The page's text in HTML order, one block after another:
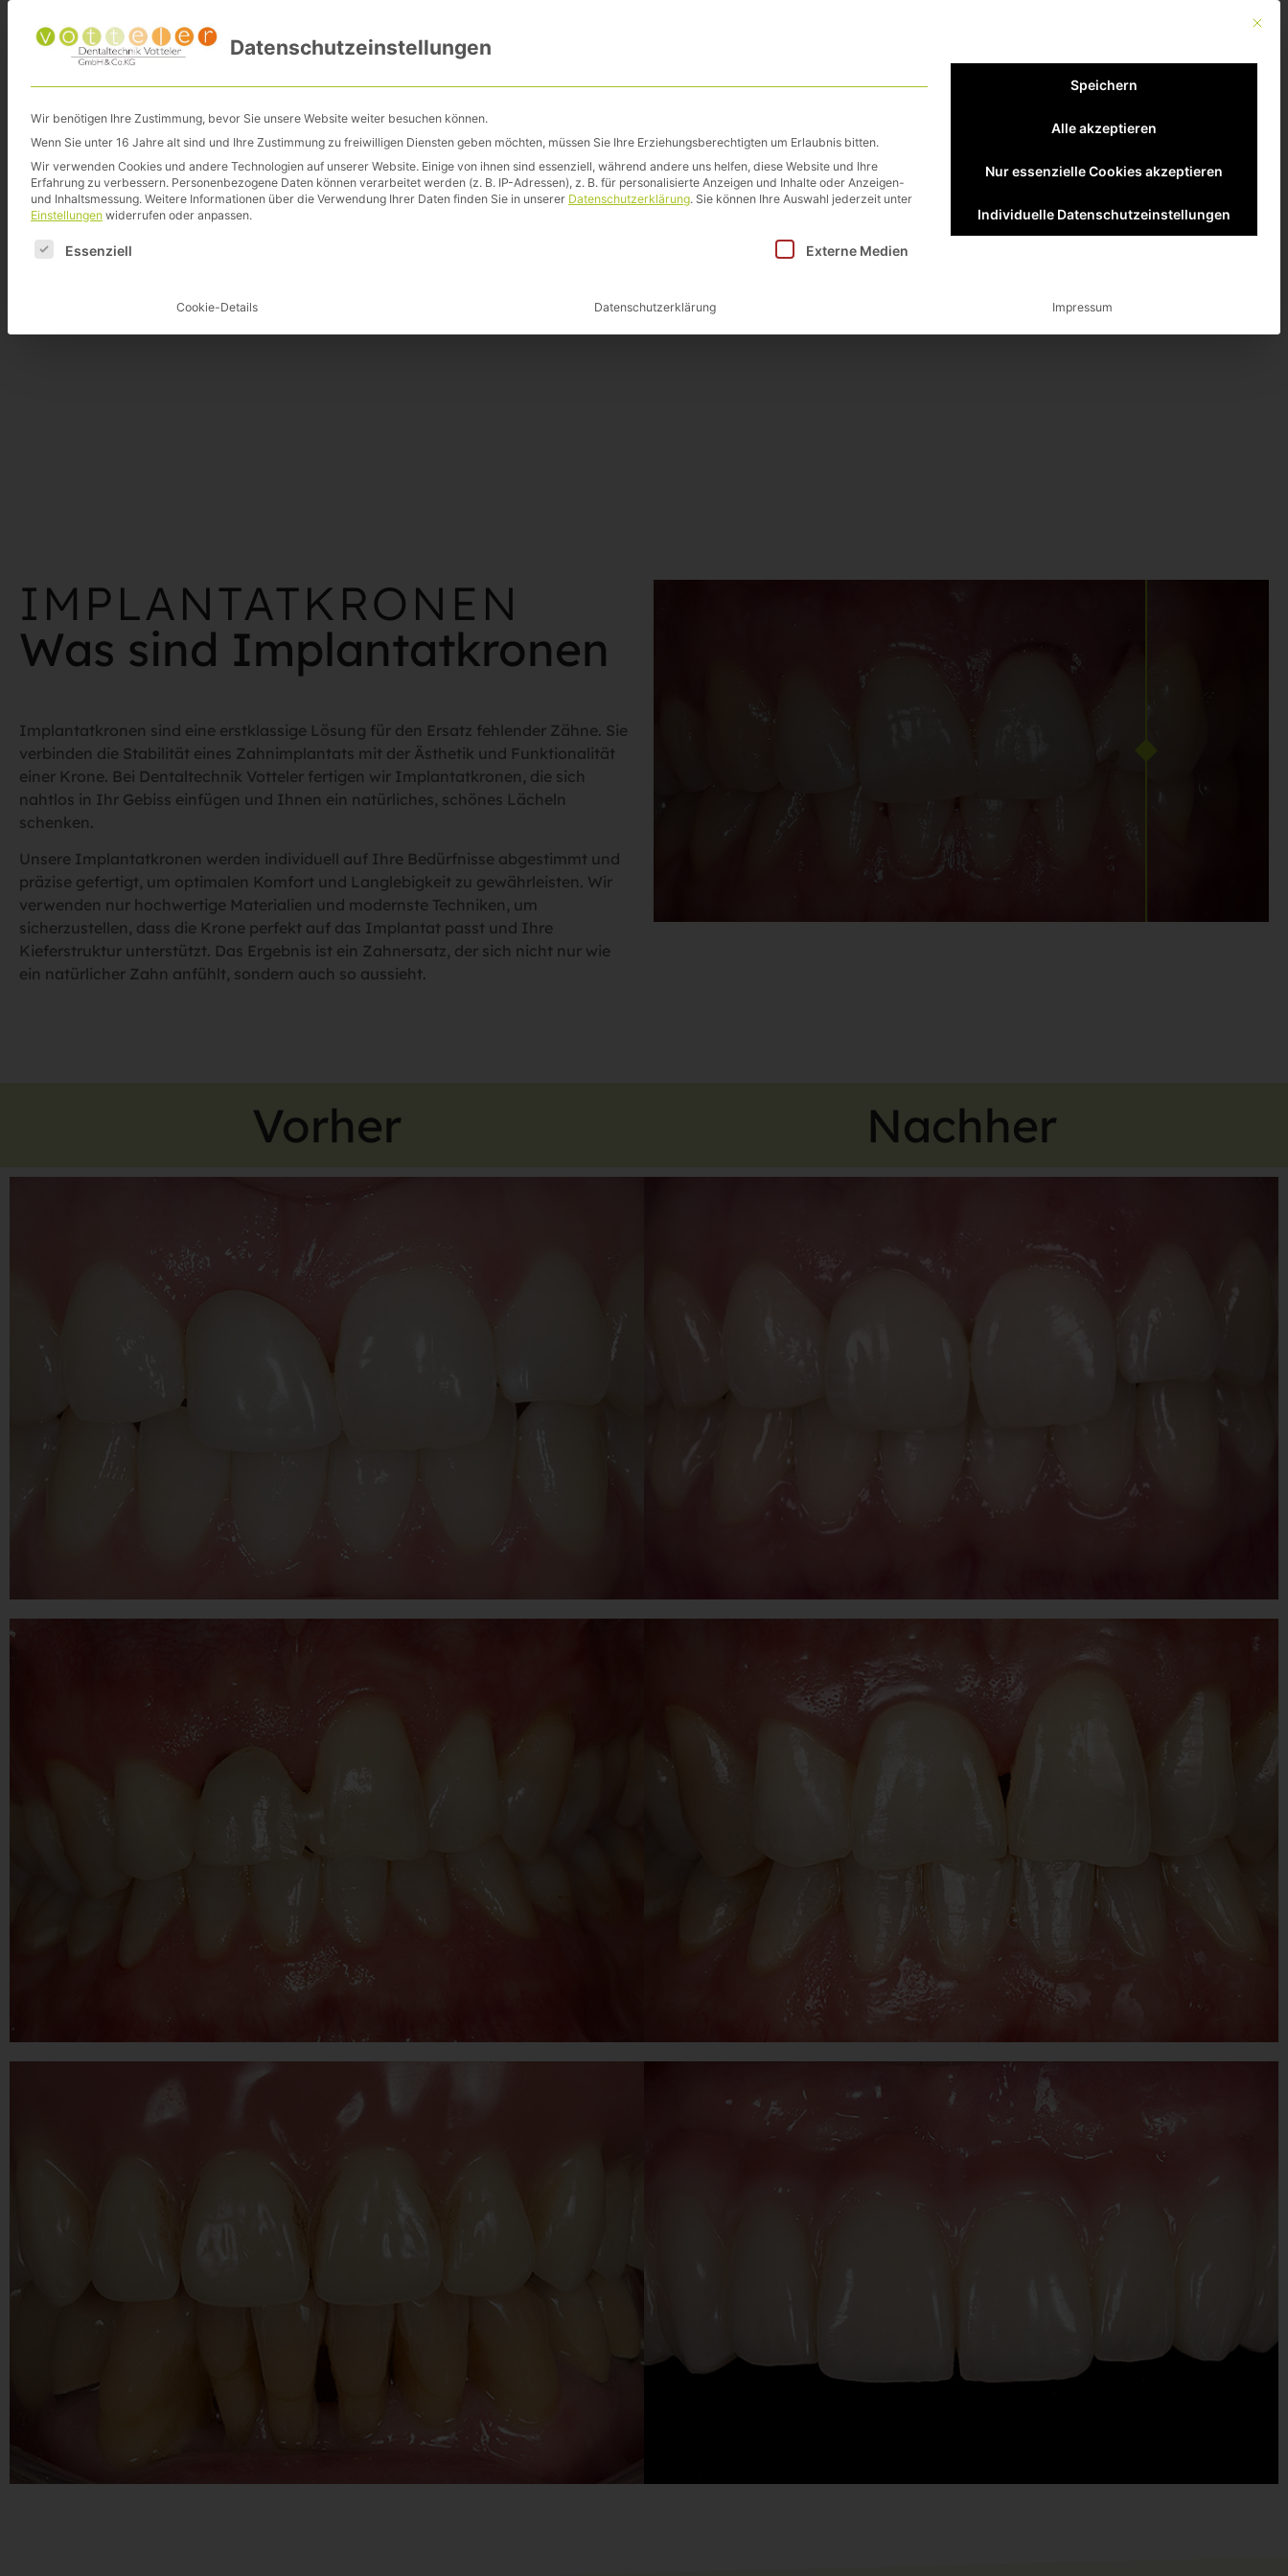
Startseite Über uns
DENTALTECHNIK VOTTELER
Implantatkronen
IMPLANTATKRONEN
Was sind Implantatkronen
Implantatkronen sind eine erstklassige Lösung für den Ersatz fehlender Zähne. Sie
verbinden die Stabilität eines Zahnimplantats mit der Ästhetik und Funktionalität
einer Krone. Bei Dentaltechnik Votteler fertigen wir Implantatkronen, die sich
nahtlos in Ihr Gebiss einfügen und Ihnen ein natürliches, schönes Lächeln
schenken.
Unsere Implantatkronen werden individuell auf Ihre Bedürfnisse abgestimmt und
präzise gefertigt, um optimalen Komfort und Langlebigkeit zu gewährleisten. Wir
verwenden nur hochwertige Materialien und modernste Techniken, um
sicherzustellen, dass die Krone perfekt auf das Implantat passt und Ihre
Kieferstruktur unterstützt. Das Ergebnis ist ein Zahnersatz, der sich nicht nur wie
ein natürlicher Zahn anfühlt, sondern auch so aussieht.
Vorher Nachher
Mit
Datenschutzeinstellungen
Wir benötigen Ihre Zustimmung, bevor Sie unsere Website weiter besuchen können.
Wenn Sie unter 16 Jahre alt sind und Ihre Zustimmung zu freiwilligen Diensten geben möchten, müssen Sie Ihre Erziehungsberechtigten um Erlaubnis bitten.
Wir verwenden Cookies und andere Technologien auf unserer Website. Einige von ihnen sind essenziell, während andere uns helfen, diese Website und Ihre
Erfahrung zu verbessern. Personenbezogene Daten können verarbeitet werden (z. B. IP-Adressen), z. B. für personalisierte Anzeigen und Inhalte oder Anzeigen-
und Inhaltsmessung. Weitere Informationen über die Verwendung Ihrer Daten finden Sie in unserer Datenschutzerklärung. Sie können Ihre Auswahl jederzeit unter
Einstellungen widerrufen oder anpassen.
Es folgt eine Liste der Service-Gruppen, für die eine Einwilligung erteilt werden kann. Die erste Service-Gruppe ist essenziell und kann nicht abgewählt werden.
Essenziell Externe Medien
Speichern
Alle akzeptieren
Nur essenzielle Cookies akzeptieren
Individuelle Datenschutzeinstellungen
Cookie-Details Datenschutzerklärung Impressum